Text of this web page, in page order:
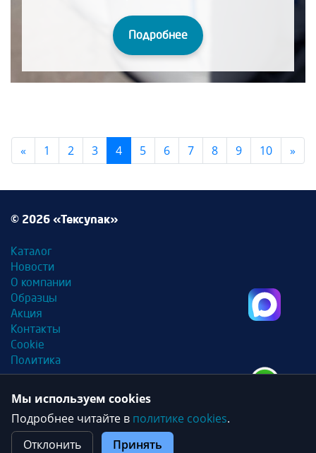
Подробнее
« Previous
1 2 3 4 5 6 7 8 9 10 »
© 2026 «Тексупак»
Каталог
Новости
О компании
Образцы
Акция
Контакты
Cookie
Политика
Создание сайта
+ Marketing.ru
SiSS.ru
Мы используем cookies
Подробнее читайте в политике cookies.
Отклонить
Принять